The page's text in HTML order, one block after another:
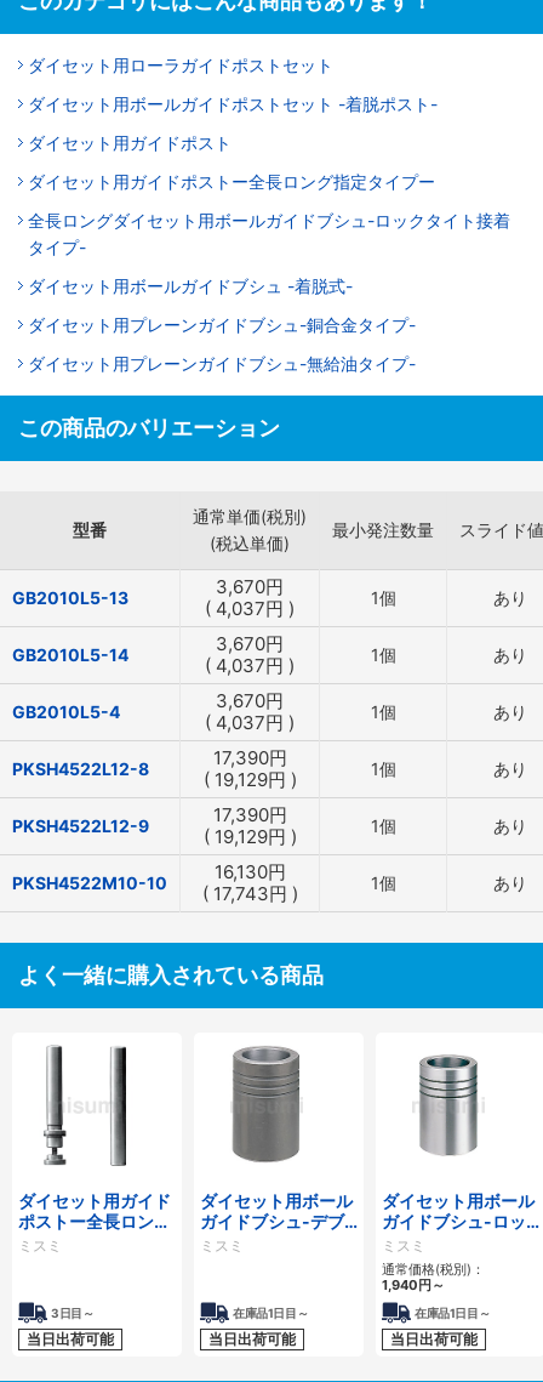
ダイセット用ローラガイドポストセット
ダイセット用ボールガイドポストセット -着脱ポスト-
ダイセット用ガイドポスト
ダイセット用ガイドポストー全長ロング指定タイプー
全長ロングダイセット用ボールガイドブシュ-ロックタイト接着
タイプ-
ダイセット用ボールガイドブシュ -着脱式-
ダイセット用プレーンガイドブシュ-銅合金タイプ-
ダイセット用プレーンガイドブシュ-無給油タイプ-
この商品のバリエーション
型番
通常単価(税別)
(税込単価)
最小発注数量 スライド
GB2010L5-13 3,670円
( 4,037円 ) 1個 あり
GB2010L5-14 3,670円
( 4,037円 ) 1個 あり
GB2010L5-4 3,670円
( 4,037円 ) 1個 あり
PKSH4522L12-8 17,390円
( 19,129円 ) 1個 あり
PKSH4522L12-9 17,390円
( 19,129円 ) 1個 あり
PKSH4522M10-10 16,130円
( 17,743円 ) 1個 あり
よく一緒に購入されている商品
ダイセット用ガイド
ポストー全長ロング
指定タイプー
ミスミ
3日目～
当日出荷可能
ダイセット用ボール
ガイドブシュ-デブ
コン接着タイプ-
ミスミ
在庫品1日目～
当日出荷可能
ダイセット用ボール
ガイドブシュ-ロッ
クタイト接着タイ
プ-
ミスミ
通常価格(税別)：
1,940 円 ～
在庫品1日目～
当日出荷可能